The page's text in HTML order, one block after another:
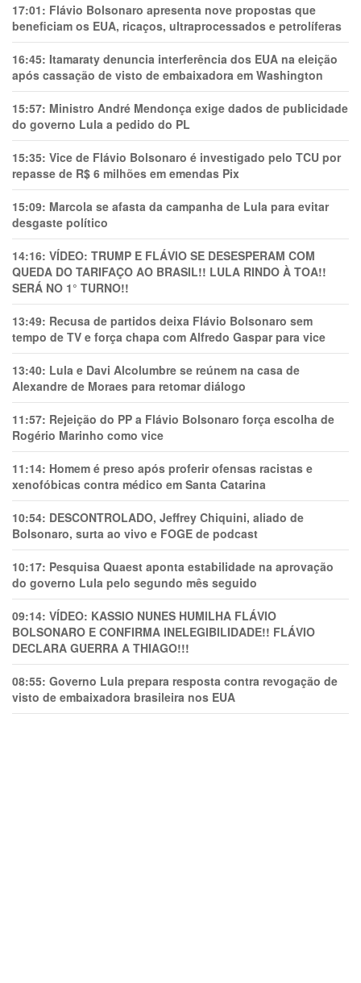
17:01: Flávio Bolsonaro apresenta nove propostas que
beneficiam os EUA, ricaços, ultraprocessados e petrolíferas
16:45: Itamaraty denuncia interferência dos EUA na eleição
após cassação de visto de embaixadora em Washington
15:57: Ministro André Mendonça exige dados de publicidade
do governo Lula a pedido do PL
15:35: Vice de Flávio Bolsonaro é investigado pelo TCU por
repasse de R$ 6 milhões em emendas Pix
15:09: Marcola se afasta da campanha de Lula para evitar
desgaste político
14:16: VÍDEO: TRUMP E FLÁVIO SE DESESPERAM COM
QUEDA DO TARIFAÇO AO BRASIL!! LULA RINDO À TOA!!
SERÁ NO 1° TURNO!!
13:49: Recusa de partidos deixa Flávio Bolsonaro sem
tempo de TV e força chapa com Alfredo Gaspar para vice
13:40: Lula e Davi Alcolumbre se reúnem na casa de
Alexandre de Moraes para retomar diálogo
11:57: Rejeição do PP a Flávio Bolsonaro força escolha de
Rogério Marinho como vice
11:14: Homem é preso após proferir ofensas racistas e
xenofóbicas contra médico em Santa Catarina
10:54: DESCONTROLADO, Jeffrey Chiquini, aliado de
Bolsonaro, surta ao vivo e FOGE de podcast
10:17: Pesquisa Quaest aponta estabilidade na aprovação
do governo Lula pelo segundo mês seguido
09:14: VÍDEO: KASSIO NUNES HUMlLHA FLÁVIO
BOLSONARO E CONFIRMA INELEGIBILIDADE!! FLÁVIO
DECLARA GUERRA A THIAGO!!!
08:55: Governo Lula prepara resposta contra revogação de
visto de embaixadora brasileira nos EUA